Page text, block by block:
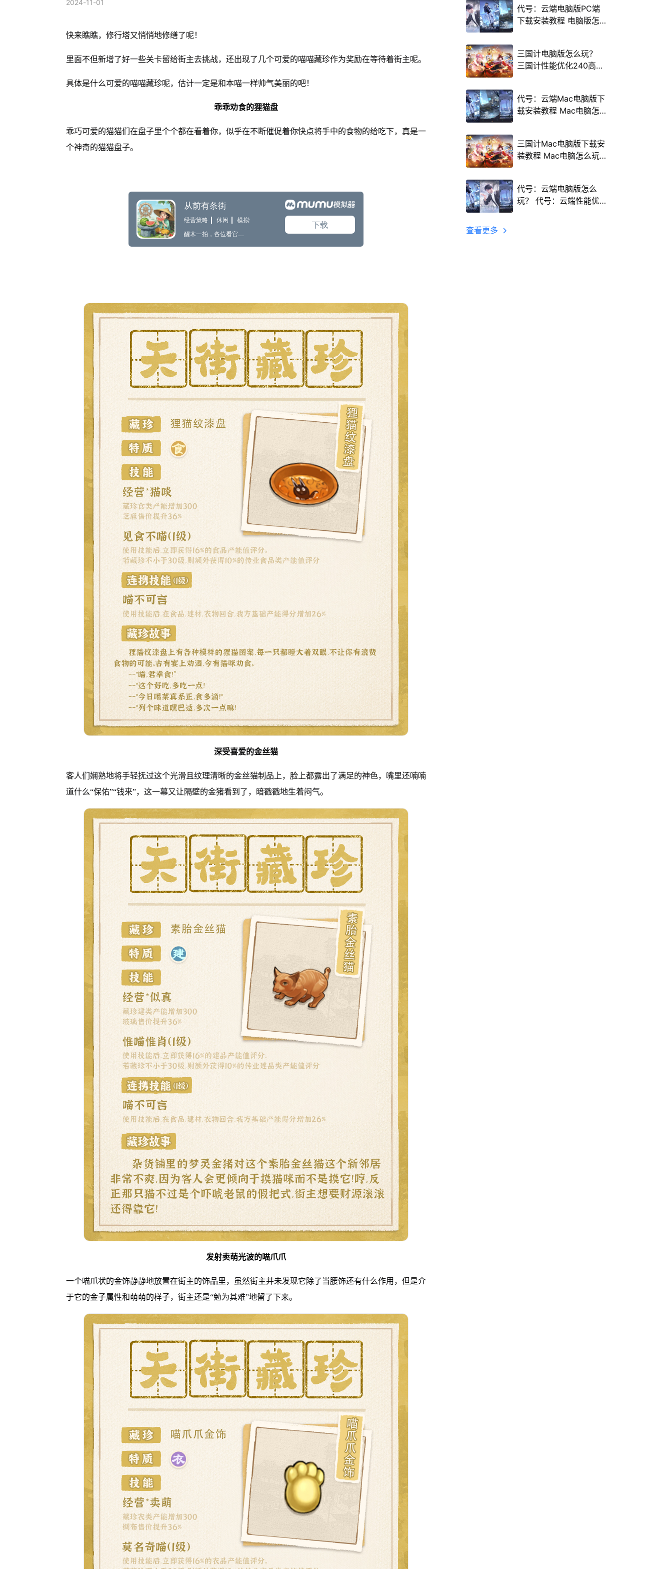
2024-11-01
快来瞧瞧，修行塔又悄悄地修缮了呢！
里面不但新增了好一些关卡留给街主去挑战，还出现了几个可爱的喵喵藏珍作为奖励在等待着街主呢。
具体是什么可爱的喵喵藏珍呢，估计一定是和本喵一样帅气美丽的吧！
乖乖劝食的狸猫盘
乖巧可爱的猫猫们在盘子里个个都在看着你，似乎在不断催促着你快点将手中的食物的给吃下，真是一
个神奇的猫猫盘子。
深受喜爱的金丝猫
客人们娴熟地将手轻抚过这个光滑且纹理清晰的金丝猫制品上，脸上都露出了满足的神色，嘴里还喃喃
道什么“保佑”“钱来”，这一幕又让隔壁的金猪看到了，暗戳戳地生着闷气。
发射卖萌光波的喵爪爪
一个喵爪状的金饰静静地放置在街主的饰品里，虽然街主并未发现它除了当腰饰还有什么作用，但是介
于它的金子属性和萌萌的样子，街主还是“勉为其难”地留了下来。
代号：云端电脑版PC端
下载安装教程 电脑版怎
三国计电脑版怎么玩？
三国计性能优化240高帧
代号：云端Mac电脑版下
载安装教程 Mac电脑怎
三国计Mac电脑版下载安
装教程 Mac电脑怎么玩
代号：云端电脑版怎么
玩？ 代号：云端性能优
查看更多